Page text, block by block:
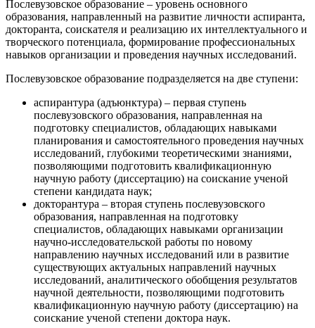
Послевузовское образование – уровень основного
образования, направленный на развитие личности аспиранта,
докторанта, соискателя и реализацию их интеллектуального и
творческого потенциала, формирование профессиональных
навыков организации и проведения научных исследований.
Послевузовское образование подразделяется на две ступени:
аспирантура (адъюнктура) – первая ступень
послевузовского образования, направленная на
подготовку специалистов, обладающих навыками
планирования и самостоятельного проведения научных
исследований, глубокими теоретическими знаниями,
позволяющими подготовить квалификационную
научную работу (диссертацию) на соискание ученой
степени кандидата наук;
докторантура – вторая ступень послевузовского
образования, направленная на подготовку
специалистов, обладающих навыками организации
научно-исследовательской работы по новому
направлению научных исследований или в развитие
существующих актуальных направлений научных
исследований, аналитического обобщения результатов
научной деятельности, позволяющими подготовить
квалификационную научную работу (диссертацию) на
соискание ученой степени доктора наук.